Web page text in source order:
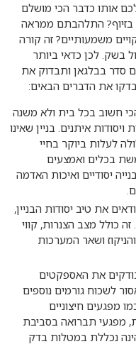
אותו כדבר הכי מושלם
התלהבתם ממראה
משמעותיים? זה קורה
בשק. לכן כדאי ביותר
סדר בבלגאן ותבדוק את
את הדברים הבאים:
חשוב בכל בית ולא משנה
איתנים. בניין שאינו
לעלות ביוקר בחיי
בכלים ואמצעים
יסודיים ואיכות האדמה
את טיב יסודות הבניין,
כולל מצב הצנרות, קווי
ושאר המערכות
את האספקטים
לשכוח גורמים נוספים
מפגעים חיצוניים
מפגעי תברואה בסביבת
נכללת במטלות בדק